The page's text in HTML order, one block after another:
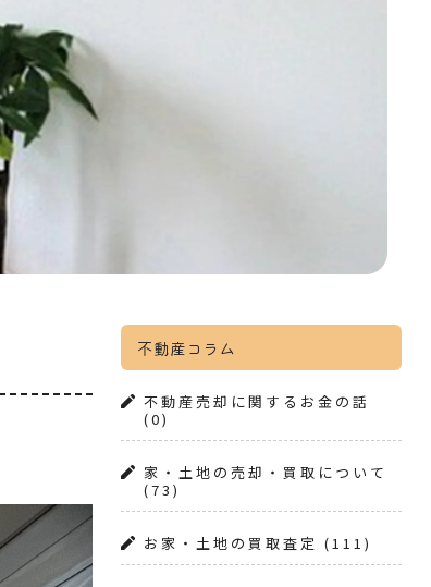
不動産コラム
不動産売却に関するお金の話
(0)
家・土地の売却・買取について
(73)
お家・土地の買取査定(111)